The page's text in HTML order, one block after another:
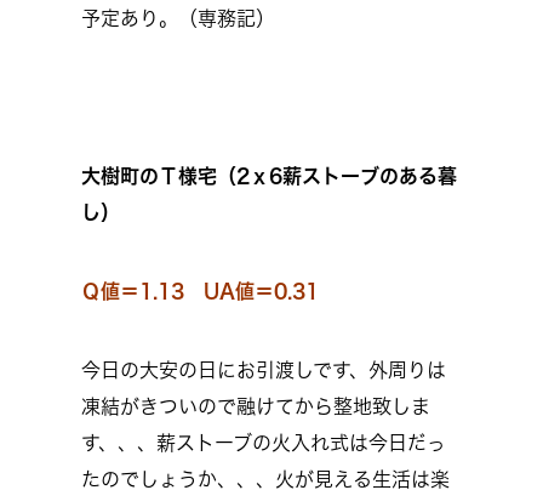
予定あり。（専務記）
大樹町のＴ様宅（2ｘ6薪ストーブのある暮
し）
Ｑ値＝1.13 UA値＝0.31
今日の大安の日にお引渡しです、外周りは
凍結がきついので融けてから整地致しま
す、、、薪ストーブの火入れ式は今日だっ
たのでしょうか、、、火が見える生活は楽